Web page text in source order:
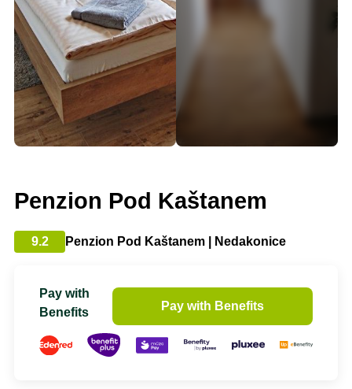
Penzion Pod Kaštanem
9.2 Penzion Pod Kaštanem | Nedakonice
Pay with
Benefits
Pay with Benefits